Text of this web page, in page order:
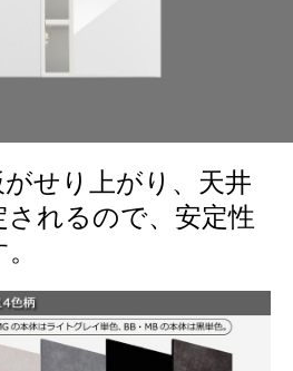
せり上がり、天井
れるので、安定性